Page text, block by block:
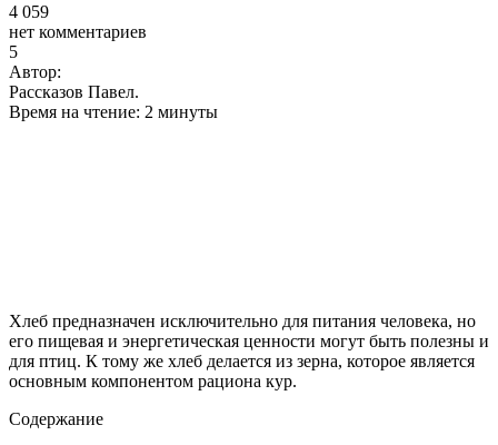
4 059
нет комментариев
5
Автор:
Рассказов Павел.
Время на чтение: 2 минуты
Хлеб предназначен исключительно для питания человека, но
его пищевая и энергетическая ценности могут быть полезны и
для птиц. К тому же хлеб делается из зерна, которое является
основным компонентом рациона кур.
Содержание